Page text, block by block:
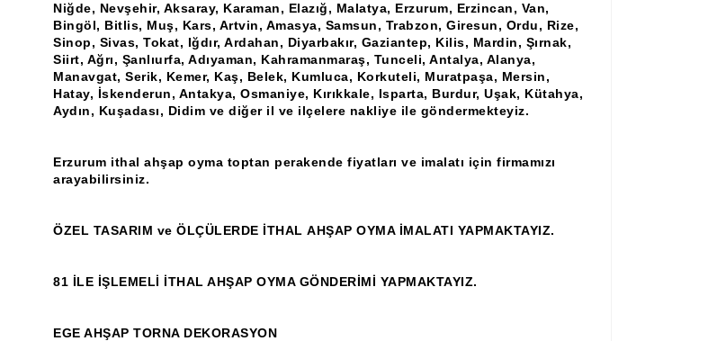
Niğde, Nevşehir, Aksaray, Karaman, Elazığ, Malatya, Erzurum, Erzincan, Van,
Bingöl, Bitlis, Muş, Kars, Artvin, Amasya, Samsun, Trabzon, Giresun, Ordu, Rize,
Sinop, Sivas, Tokat, Iğdır, Ardahan, Diyarbakır, Gaziantep, Kilis, Mardin, Şırnak,
Siirt, Ağrı, Şanlıurfa, Adıyaman, Kahramanmaraş, Tunceli, Antalya, Alanya,
Manavgat, Serik, Kemer, Kaş, Belek, Kumluca, Korkuteli, Muratpaşa, Mersin,
Hatay, İskenderun, Antakya, Osmaniye, Kırıkkale, Isparta, Burdur, Uşak, Kütahya,
Aydın, Kuşadası, Didim ve diğer il ve ilçelere nakliye ile göndermekteyiz.
Erzurum ithal ahşap oyma toptan perakende fiyatları ve imalatı için firmamızı
arayabilirsiniz.
ÖZEL TASARIM ve ÖLÇÜLERDE İTHAL AHŞAP OYMA İMALATI YAPMAKTAYIZ.
81 İLE İŞLEMELİ İTHAL AHŞAP OYMA GÖNDERİMİ YAPMAKTAYIZ.
EGE AHŞAP TORNA DEKORASYON